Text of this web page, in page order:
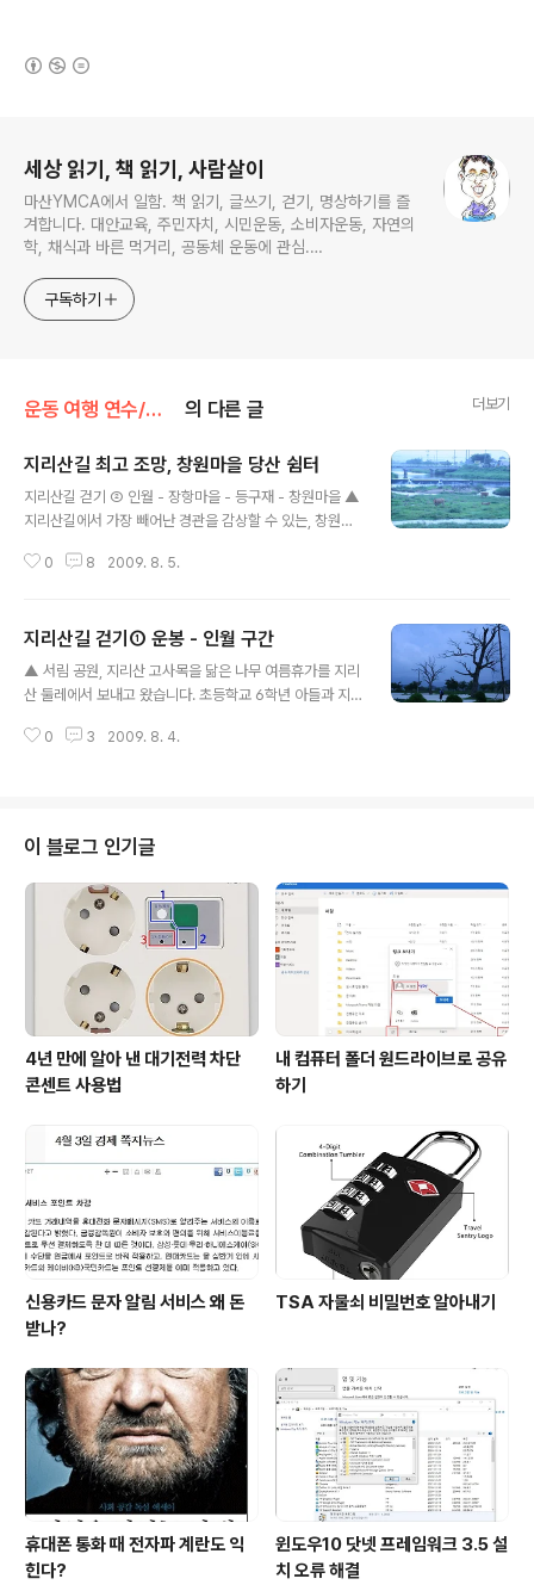
세상 읽기, 책 읽기, 사람살이
마산YMCA에서 일함. 책 읽기, 글쓰기, 걷기, 명상하기를 즐
겨합니다. 대안교육, 주민자치, 시민운동, 소비자운동, 자연의
학, 채식과 바른 먹거리, 공동체 운동에 관심.
http://www.facebook.com/ymcaman
구독하기
운동 여행 연수/산 길 걷기 의 다른 글 더보기
지리산길 최고 조망, 창원마을 당산 쉼터
지리산길 걷기 ② 인월 - 장항마을 - 등구재 - 창원마을 ▲
지리산길에서 가장 빼어난 경관을 감상할 수 있는, 창원마
서둘렀습니다. 창 밖에 파란 하늘이 비치고 멀리서 들려오
평소 보다 훨씬 이른 아침에 일어나 길을 나섰습니다. 구인
월교를 지나 인월 -> 금계 구간 이정표를 찾아 하천 옆으로
난 둑길을 따라 길을 잡아 나섰습니다. 산간 마을에는 아직
있었습니다. 호젓한 새벽 길에 만난 풀잎에 맺힌 이슬도 신
0 8 2009. 8. 5.
지리산길 걷기① 운봉 - 인월 구간
▲ 서림 공원, 지리산 고사목을 닮은 나무 여름휴가를 지리
산 둘레에서 보내고 왔습니다. 초등학교 6학년 아들과 지
함께 다섯 명이 제주도 자전거 일주 계획을 세우다가, 시간,
다. 본격적인 휴가가 시작되는 지난 주말(8월 1일)에 시작
하여 2박 3일, 느긋한 일정으로 운봉 - 인월 - 금계 - 벽송
사 구간을 다녀왔습니다. 원래는 2박 3일 동안 주천에서
시작하여 벽송사까지 걷겠다는 계획을 세웠다가 자칫하면
아들에게 '걷기 여행'이 '극기 여행'이 될 듯하여 출발 전날
0 3 2009. 8. 4.
이 블로그 인기글
4년 만에 알아 낸 대기전력 차단
콘센트 사용법
내 컴퓨터 폴더 원드라이브로 공유
하기
신용카드 문자 알림 서비스 왜 돈
받나?
TSA 자물쇠 비밀번호 알아내기
휴대폰 통화 때 전자파 계란도 익
힌다?
윈도우10 닷넷 프레임워크 3.5 설
치 오류 해결